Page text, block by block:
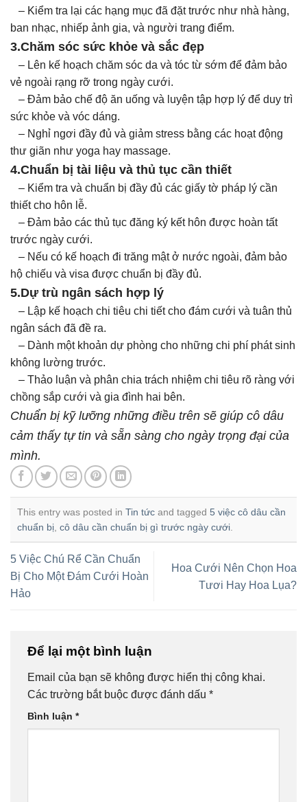
– Kiểm tra lại các hạng mục đã đặt trước như nhà hàng,
ban nhạc, nhiếp ảnh gia, và người trang điểm.
3.Chăm sóc sức khỏe và sắc đẹp
– Lên kế hoạch chăm sóc da và tóc từ sớm để đảm bảo
vẻ ngoài rạng rỡ trong ngày cưới.
– Đảm bảo chế độ ăn uống và luyện tập hợp lý để duy trì
sức khỏe và vóc dáng.
– Nghỉ ngơi đầy đủ và giảm stress bằng các hoạt động
thư giãn như yoga hay massage.
4.Chuẩn bị tài liệu và thủ tục cần thiết
– Kiểm tra và chuẩn bị đầy đủ các giấy tờ pháp lý cần
thiết cho hôn lễ.
– Đảm bảo các thủ tục đăng ký kết hôn được hoàn tất
trước ngày cưới.
– Nếu có kế hoạch đi trăng mật ở nước ngoài, đảm bảo
hộ chiếu và visa được chuẩn bị đầy đủ.
5.Dự trù ngân sách hợp lý
– Lập kế hoạch chi tiêu chi tiết cho đám cưới và tuân thủ
ngân sách đã đề ra.
– Dành một khoản dự phòng cho những chi phí phát sinh
không lường trước.
– Thảo luận và phân chia trách nhiệm chi tiêu rõ ràng với
chồng sắp cưới và gia đình hai bên.
Chuẩn bị kỹ lưỡng những điều trên sẽ giúp cô dâu
cảm thấy tự tin và sẵn sàng cho ngày trọng đại của
mình.
This entry was posted in Tin tức and tagged 5 việc cô dâu cần
chuẩn bị cô dâu cần chuẩn bị gì trước ngày cưới
5 Việc Chú Rể Cần Chuẩn
Bị Cho Một Đám Cưới Hoàn
Hảo
Hoa Cưới Nên Chọn Hoa
Tươi Hay Hoa Lụa?
Để lại một bình luận
Email của bạn sẽ không được hiển thị công khai.
Các trường bắt buộc được đánh dấu *
Bình luận *